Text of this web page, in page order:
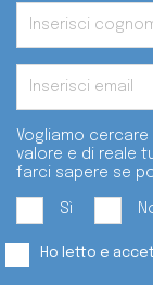
Vogliamo
valore e di reale
farci sapere se
Sì
Ho letto e